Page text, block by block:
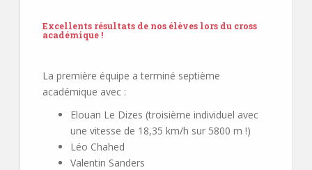
Excellents résultats de nos élèves lors du cross
académique !
La première équipe a terminé septième
académique avec :
Elouan Le Dizes (troisième individuel avec
une vitesse de 18,35 km/h sur 5800 m !)
Léo Chahed
Valentin Sanders